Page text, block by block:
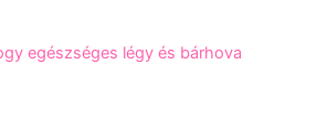
egészséges légy és bárhova